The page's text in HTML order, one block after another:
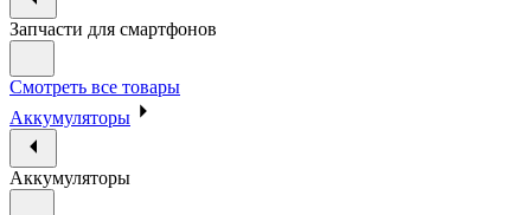
Запчасти для смартфонов
Смотреть все товары
Аккумуляторы
Аккумуляторы